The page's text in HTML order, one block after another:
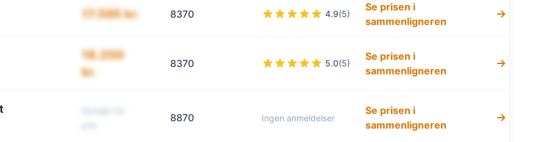
17.595 kr. 8370 4.9(5)
Se prisen i
sammenligneren
18.200
kr.
8370 5.0(5)
Se prisen i
sammenligneren
8870 Ingen anmeldelser
Se prisen i
sammenligneren